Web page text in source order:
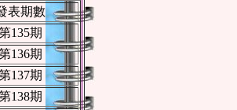
表期數
135期
136期
137期
138期